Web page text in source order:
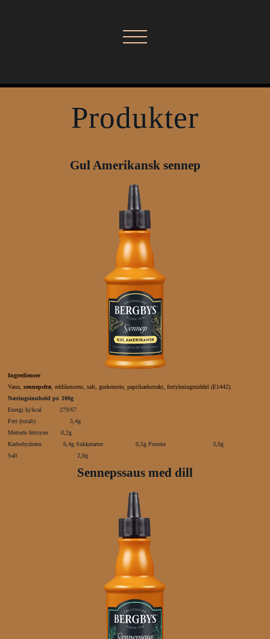
Produkter
Gul Amerikansk sennep
Ingredienser
Vann, sennepsfrø, eddikessens, salt, gurkemeie, paprikaekstrakt, fortykningmiddel (E1442).
Næringsinnhold pr. 100g
Energi kj/kcal 279/67
Fett (totalt) 3,4g
Mettede fettsyrer 0,2g
Karbohydrater 6,4g Sukkerarter 0,5g Protein 3,0g
Salt 2,0g
Sennepssaus med dill